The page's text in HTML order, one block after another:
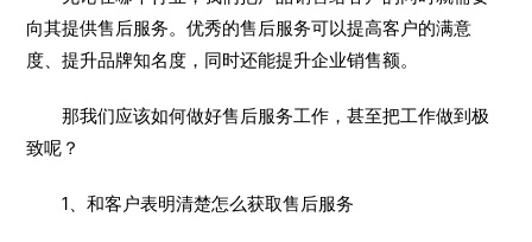
向其提供售后服务。优秀的售后服务可以提高客户的满意
度、提升品牌知名度，同时还能提升企业销售额。
那我们应该如何做好售后服务工作，甚至把工作做到极
致呢？
1、和客户表明清楚怎么获取售后服务